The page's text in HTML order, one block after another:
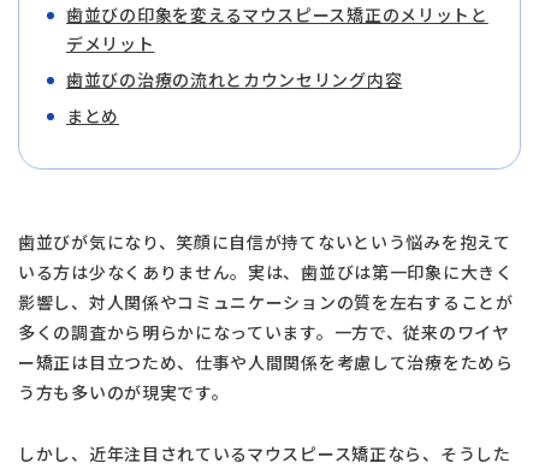
歯並びの印象を変えるマウスピース矯正のメリットと
デメリット
歯並びの治療の流れとカウンセリング内容
まとめ
歯並びが気になり、笑顔に自信が持てないという悩みを抱えて
いる方は少なくありません。実は、歯並びは第一印象に大きく
影響し、対人関係やコミュニケーションの質を左右することが
多くの調査から明らかになっています。一方で、従来のワイヤ
ー矯正は目立つため、仕事や人間関係を考慮して治療をためら
う方も多いのが現実です。
しかし、近年注目されているマウスピース矯正なら、そうした